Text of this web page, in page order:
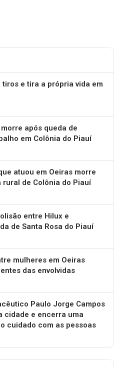
tiros e tira a própria vida em
após queda de
em Colônia do Piauí
atuou em Oeiras morre
de Colônia do Piauí
entre Hilux e
de Santa Rosa do Piauí
mulheres em Oeiras
das envolvidas
Paulo Jorge Campos
cidade e encerra uma
cuidado com as pessoas